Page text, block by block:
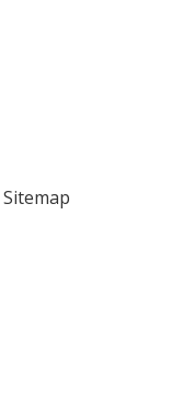
Sitemap